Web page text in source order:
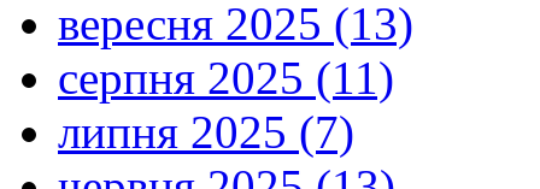
вересня 2025 (13)
серпня 2025 (11)
липня 2025 (7)